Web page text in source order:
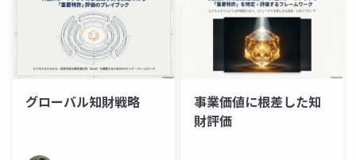
グローバル知財戦略
事業価値に根差した知
財評価